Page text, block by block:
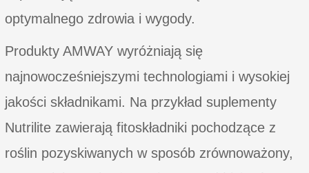
optymalnego zdrowia i wygody.
Produkty AMWAY wyróżniają się
najnowocześniejszymi technologiami i wysokiej
jakości składnikami. Na przykład suplementy
Nutrilite zawierają fitoskładniki pochodzące z
roślin pozyskiwanych w sposób zrównoważony,